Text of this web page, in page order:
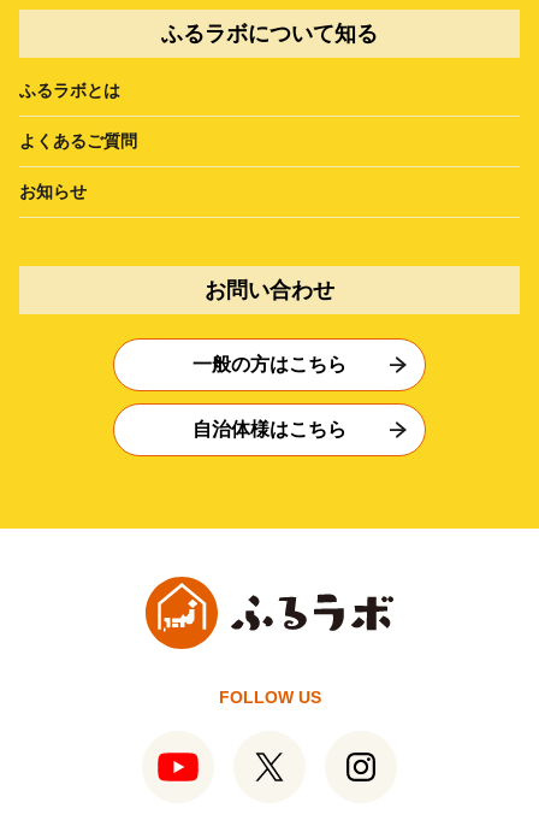
ふるラボについて知る
ふるラボとは
よくあるご質問
お知らせ
お問い合わせ
一般の方はこちら
自治体様はこちら
FOLLOW US